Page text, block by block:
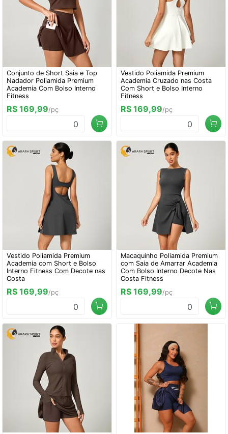
Conjunto de Short Saia e Top
Nadador Poliamida Premium
Academia Com Bolso Interno
Fitness
R$ 169,99/pç
0
Vestido Poliamida Premium
Academia Cruzado nas Costa
Com Short e Bolso Interno
Fitness
R$ 169,99/pç
0
Vestido Poliamida Premium
Academia com Short e Bolso
Interno Fitness Com Decote nas
Costa
R$ 169,99/pç
0
Macaquinho Poliamida Premium
com Saia de Amarrar Academia
Com Bolso Interno Decote Nas
Costa Fitness
R$ 169,99/pç
0